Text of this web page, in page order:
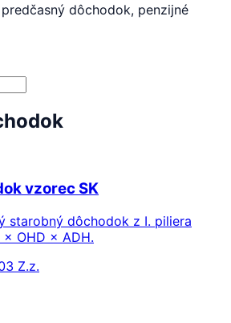
dôchodok, penzijné
vzorec SK
starobný dôchodok z I. piliera
OHD × ADH.
Z.z.